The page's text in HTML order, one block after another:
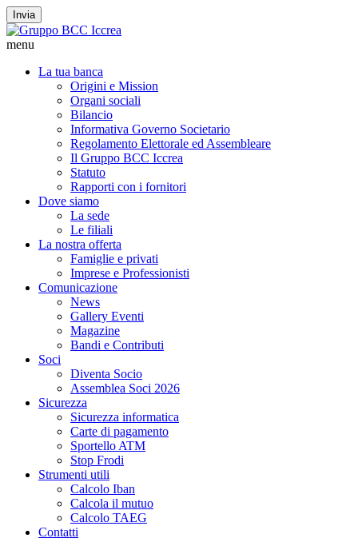
Invia
menu
La tua banca
Origini e Mission
Organi sociali
Bilancio
Informativa Governo Societario
Regolamento Elettorale ed Assembleare
Il Gruppo BCC Iccrea
Statuto
Rapporti con i fornitori
Dove siamo
La sede
Le filiali
La nostra offerta
Famiglie e privati
Imprese e Professionisti
Comunicazione
News
Gallery Eventi
Magazine
Bandi e Contributi
Soci
Diventa Socio
Assemblea Soci 2026
Sicurezza
Sicurezza informatica
Carte di pagamento
Sportello ATM
Stop Frodi
Strumenti utili
Calcolo Iban
Calcola il mutuo
Calcolo TAEG
Contatti